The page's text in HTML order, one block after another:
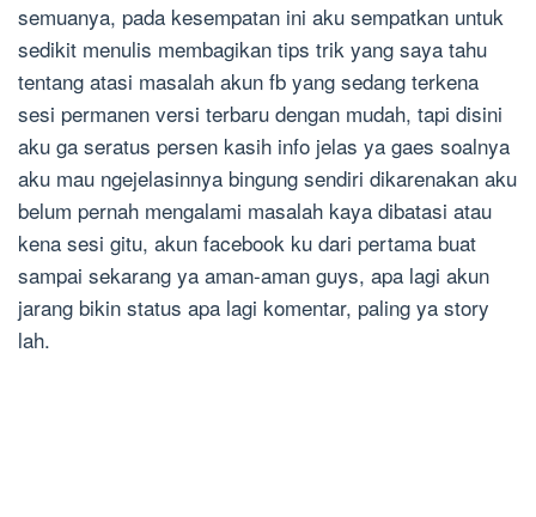
semuanya, pada kesempatan ini aku sempatkan untuk
sedikit menulis membagikan tips trik yang saya tahu
tentang atasi masalah akun fb yang sedang terkena
sesi permanen versi terbaru dengan mudah, tapi disini
aku ga seratus persen kasih info jelas ya gaes soalnya
aku mau ngejelasinnya bingung sendiri dikarenakan aku
belum pernah mengalami masalah kaya dibatasi atau
kena sesi gitu, akun facebook ku dari pertama buat
sampai sekarang ya aman-aman guys, apa lagi akun
jarang bikin status apa lagi komentar, paling ya story
lah.